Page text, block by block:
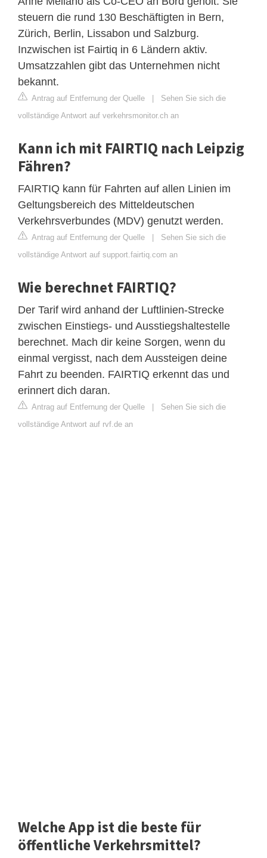
steuern die rund 130 Beschäftigten in Bern,
Zürich, Berlin, Lissabon und Salzburg.
Inzwischen ist Fairtiq in 6 Ländern aktiv.
Umsatzzahlen gibt das Unternehmen nicht
bekannt.
Antrag auf Entfernung der Quelle | Sehen Sie sich die
vollständige Antwort auf verkehrsmonitor.ch an
Kann ich mit FAIRTIQ nach Leipzig
Fähren?
FAIRTIQ kann für Fahrten auf allen Linien im
Geltungsbereich des Mitteldeutschen
Verkehrsverbundes (MDV) genutzt werden.
Antrag auf Entfernung der Quelle | Sehen Sie sich die
vollständige Antwort auf support.fairtiq.com an
Wie berechnet FAIRTIQ?
Der Tarif wird anhand der Luftlinien-Strecke
zwischen Einstiegs- und Ausstiegshaltestelle
berechnet. Mach dir keine Sorgen, wenn du
einmal vergisst, nach dem Aussteigen deine
Fahrt zu beenden. FAIRTIQ erkennt das und
erinnert dich daran.
Antrag auf Entfernung der Quelle | Sehen Sie sich die
vollständige Antwort auf rvf.de an
Welche App ist die beste für
öffentliche Verkehrsmittel?